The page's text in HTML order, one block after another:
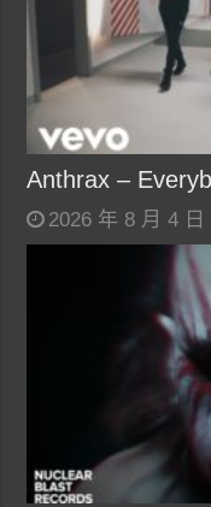
Anthrax –
2026 年 8 月 4 日